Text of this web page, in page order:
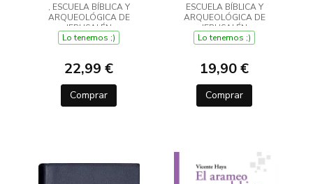
BOLSILLO 5ª
EDICIÓN - MODELO
CREMALLERA
, ESCUELA BÍBLICA Y
ARQUEOLÓGICA DE
JERUSALÉN
Lo tenemos ;)
22,99 €
Comprar
BOLSILLO 5ª
EDICIÓN - MODELO 1
ESCUELA BÍBLICA Y
ARQUEOLÓGICA DE
JERUSALÉN
Lo tenemos ;)
19,90 €
Comprar